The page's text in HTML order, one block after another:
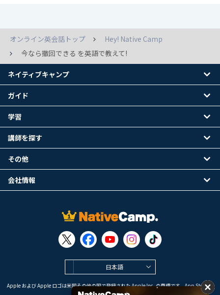
オンライン英会話トップ
Hey! Native Camp
今なら撤回できる を英語で教えて!
日本語
Apple および Apple ロゴは米国その他の国で登録された Apple Inc. の商標です。App Store は
Apple Inc. のサービスマークです。
ネイティブキャンプ
ガイド
学習
講師を探す
その他
会社情報